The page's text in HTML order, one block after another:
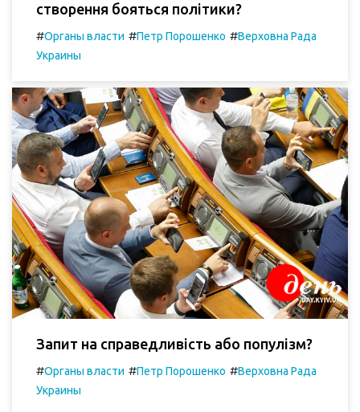
створення бояться політики?
#Органы власти #Петр Порошенко #Верховна Рада
Украины
Запит на справедливість або популізм?
#Органы власти #Петр Порошенко #Верховна Рада
Украины